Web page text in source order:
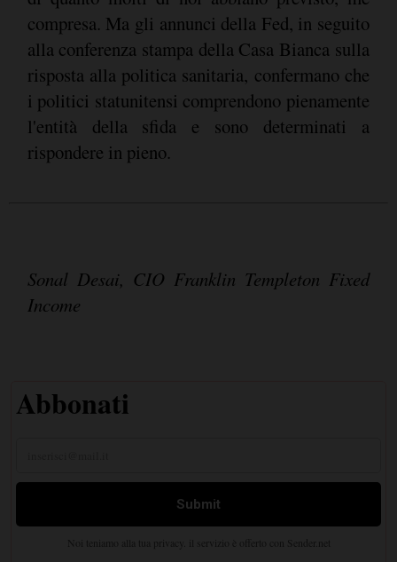
compresa. Ma gli annunci della Fed, in seguito
alla conferenza stampa della Casa Bianca sulla
risposta alla politica sanitaria, confermano che
i politici statunitensi comprendono pienamente
l'entità della sfida e sono determinati a
rispondere in pieno.
Sonal Desai, CIO Franklin Templeton Fixed
Income